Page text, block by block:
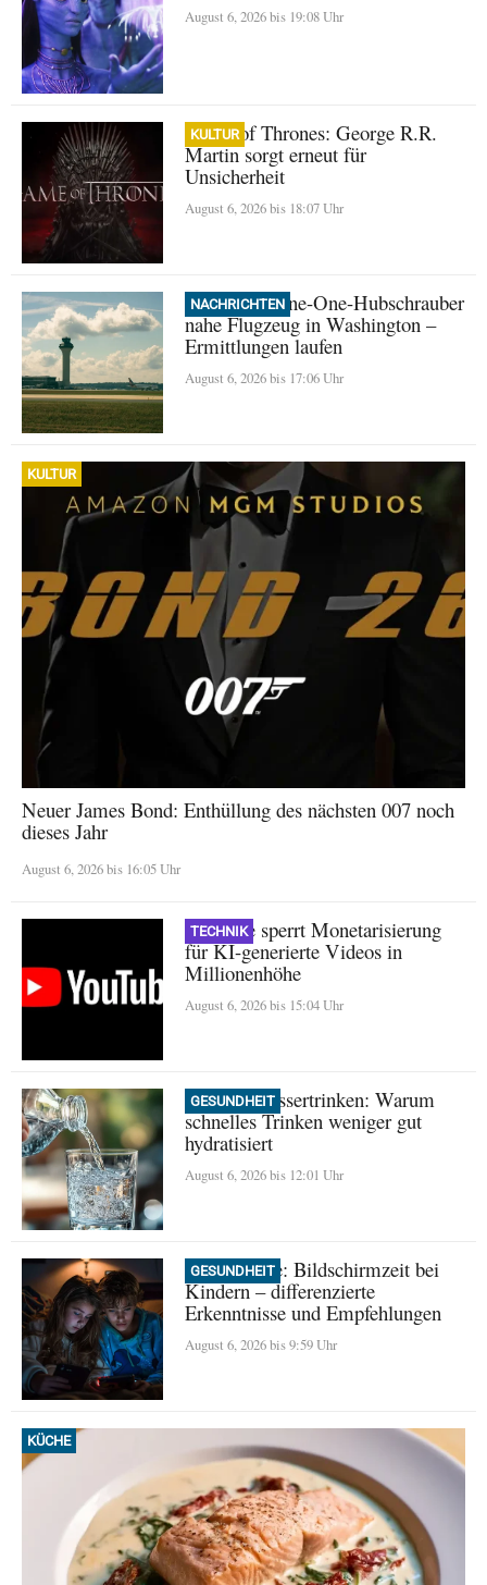
August 6, 2026 bis 19:08 Uhr
KULTUR
Game of Thrones: George R.R.
Martin sorgt erneut für
Unsicherheit
August 6, 2026 bis 18:07 Uhr
NACHRICHTEN
Trump: Marine-One-Hubschrauber
nahe Flugzeug in Washington –
Ermittlungen laufen
August 6, 2026 bis 17:06 Uhr
KULTUR
Neuer James Bond: Enthüllung des nächsten 007 noch
dieses Jahr
August 6, 2026 bis 16:05 Uhr
TECHNIK
YouTube sperrt Monetarisierung
für KI-generierte Videos in
Millionenhöhe
August 6, 2026 bis 15:04 Uhr
GESUNDHEIT
Mythos Wassertrinken: Warum
schnelles Trinken weniger gut
hydratisiert
August 6, 2026 bis 12:01 Uhr
GESUNDHEIT
Neue Studie: Bildschirmzeit bei
Kindern – differenzierte
Erkenntnisse und Empfehlungen
August 6, 2026 bis 9:59 Uhr
KÜCHE